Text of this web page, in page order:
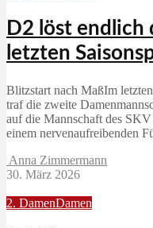
D2 löst endlich
letzten
Blitzstart nach MaßIm
traf die zweite
auf die Mannschaft des
einem nervenaufreibenden
Anna Zimmermann
30. März 2026
2. DamenDamen